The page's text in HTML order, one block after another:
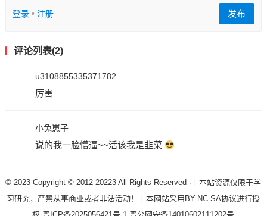
登录• 注册 发布
评论列表(2)
u3108855335371782
厉害
小兔崽子
说的我一脸懵逼~~活该我是韭菜
© 2023 Copyright © 2012-20223 All Rights Reserved ·丨本站资源仅限于学
习研究，严禁从事商业或者非法活动！丨本网站采用BY-NC-SA协议进行授